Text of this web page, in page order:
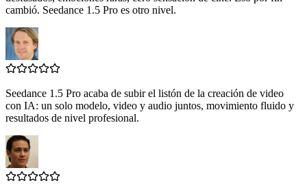
cambió. Seedance 1.5 Pro es otro nivel.
Seedance 1.5 Pro acaba de subir el listón de la creación de video
con IA: un solo modelo, video y audio juntos, movimiento fluido y
resultados de nivel profesional.